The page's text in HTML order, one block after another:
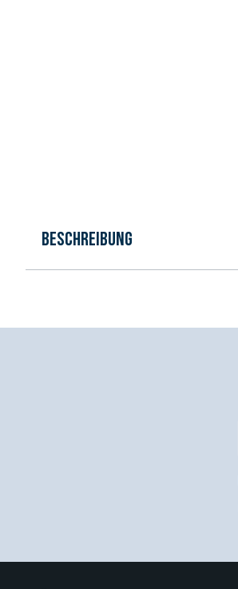
Beschreibung